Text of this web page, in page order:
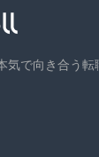
気で向き合う転